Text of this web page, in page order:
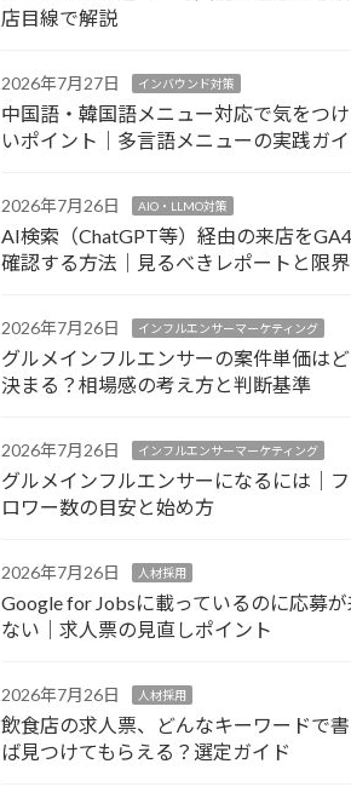
店目線で解説
2026年7月27日 インバウンド対策
中国語・韓国語メニュー対応で気をつ
いポイント｜多言語メニューの実践ガ
2026年7月26日 AIO・LLMO対策
AI検索（ChatGPT等）経由の来店を
確認する方法｜見るべきレポートと限界
2026年7月26日 インフルエンサーマーケティング
グルメインフルエンサーの案件単価はど
決まる？相場感の考え方と判断基準
2026年7月26日 インフルエンサーマーケティング
グルメインフルエンサーになるには｜
ロワー数の目安と始め方
2026年7月26日 人材採用
Google for Jobsに載っているのに応募が
ない｜求人票の見直しポイント
2026年7月26日 人材採用
飲食店の求人票、どんなキーワードで
ば見つけてもらえる？選定ガイド